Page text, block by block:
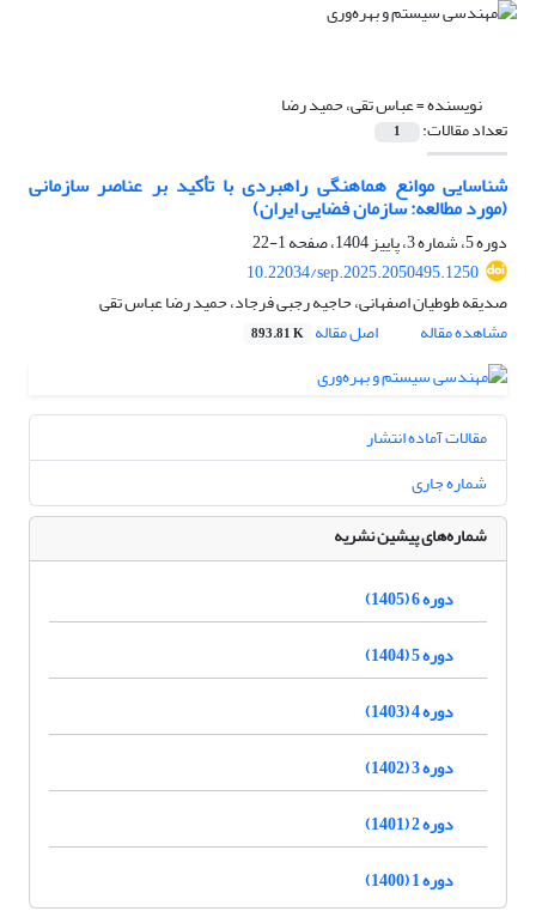
نویسنده =عباس تقی، حمید رضا
تعداد مقالات: 1
شناسایی موانع هماهنگی راهبردی با تأکید بر عناصر سازمانی
(مورد مطالعه: سازمان فضایی ایران)
دوره 5، شماره 3، پاییز 1404، صفحه
1-22
10.22034/sep.2025.2050495.1250
صدیقه طوطیان اصفهانی، حاجیه رجبی فرجاد، حمید رضا عباس تقی
مشاهده مقاله
اصل مقاله 893.81 K
مقالات آماده انتشار
شماره جاری
شماره‌های پیشین نشریه
دوره 6 (1405)
دوره 5 (1404)
دوره 4 (1403)
دوره 3 (1402)
دوره 2 (1401)
دوره 1 (1400)